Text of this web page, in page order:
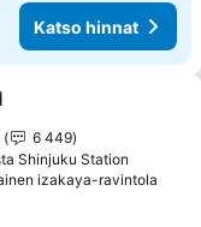
Katso hinnat
6 449
Shinjuku Station
izakaya-ravintola